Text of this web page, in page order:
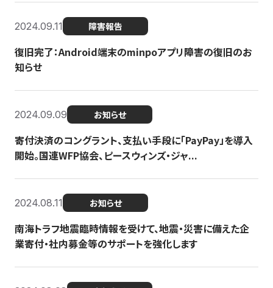
2024.09.11 障害報告
復旧完了：Android端末のminpoアプリ障害の復旧のお
知らせ
2024.09.09 お知らせ
寄付決済のコングラント、支払い手段に「PayPay」を導入
開始。国連WFP協会、ピースウィンズ・ジャ...
2024.08.11 お知らせ
南海トラフ地震臨時情報を受けて、地震・災害に備えた企
業寄付・社内募金等のサポートを強化します